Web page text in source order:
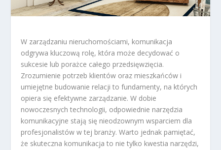
W zarządzaniu nieruchomościami, komunikacja
odgrywa kluczową rolę, która może decydować o
sukcesie lub porażce całego przedsięwzięcia.
Zrozumienie potrzeb klientów oraz mieszkańców i
umiejętne budowanie relacji to fundamenty, na których
opiera się efektywne zarządzanie. W dobie
nowoczesnych technologii, odpowiednie narzędzia
komunikacyjne stają się nieodzownym wsparciem dla
profesjonalistów w tej branży. Warto jednak pamiętać,
że skuteczna komunikacja to nie tylko kwestia narzędzi,